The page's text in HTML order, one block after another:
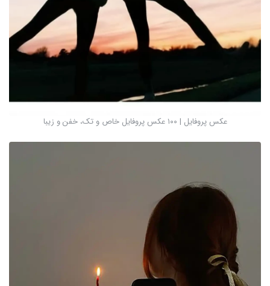
عکس پروفایل | ۱۰۰ عکس پروفایل خاص و تک، خفن و زیبا